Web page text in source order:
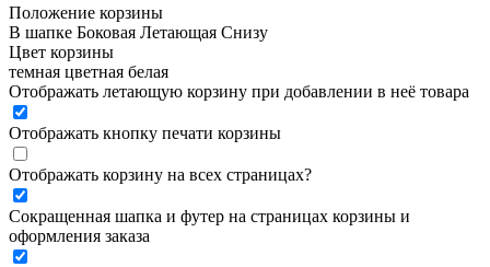
Положение корзины
В шапке Боковая Летающая Снизу
Цвет корзины
темная цветная белая
Отображать летающую корзину при добавлении в неё товара
Отображать кнопку печати корзины
Отображать корзину на всех страницах?
Сокращенная шапка и футер на страницах корзины и
оформления заказа